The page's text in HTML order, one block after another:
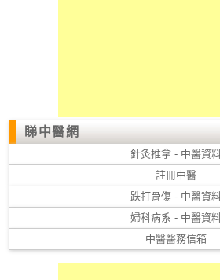
睇中醫網
針灸推拿 - 中醫資
註冊中醫
跌打骨傷 - 中醫資
婦科病系 - 中醫資
中醫醫務信箱